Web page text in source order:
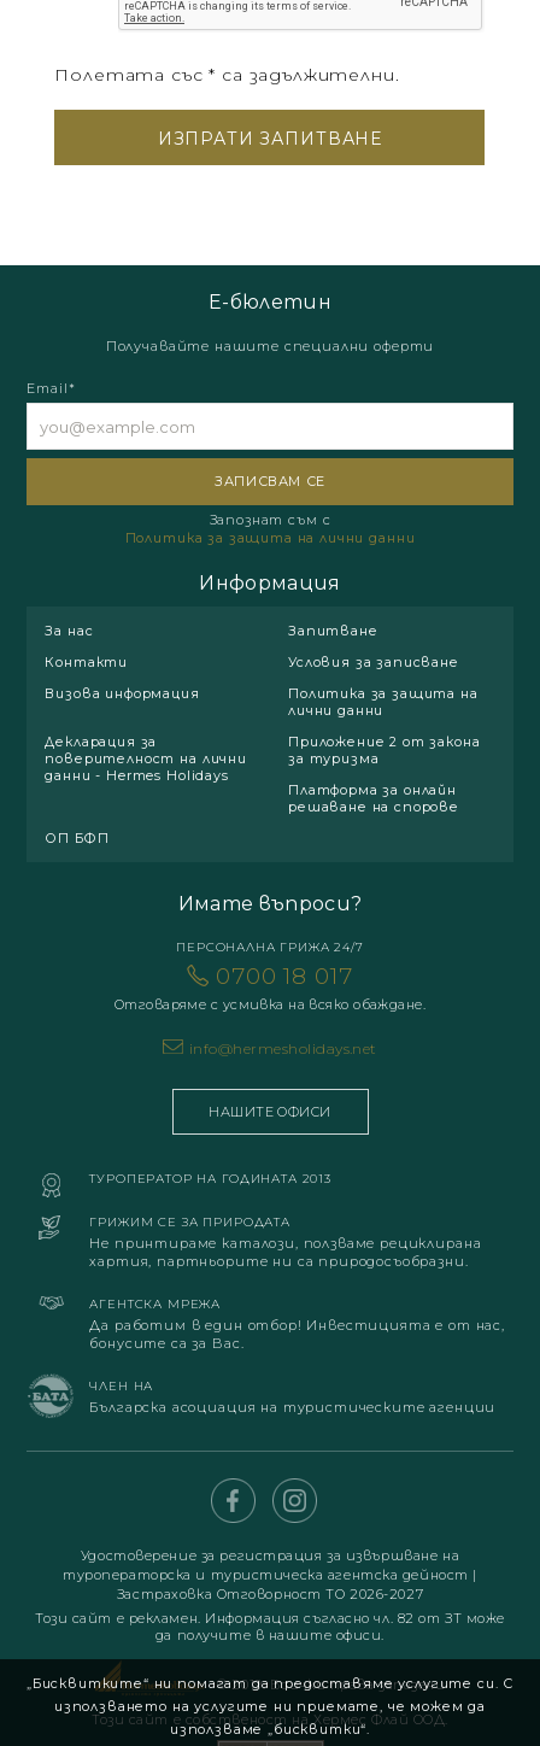
Полетата със * са задължителни.
Е-бюлетин
Получавайте нашите специални оферти
Email*
Запознат съм с
Политика за защита на лични данни
Информация
За нас
Запитване
Контакти
Условия за записване
Визова информация
Политика за защита на
лични данни
Декларация за
поверителност на лични
данни - Hermes Holidays
Приложение 2 от закона
за туризма
Платформа за онлайн
решаване на спорове
ОП БФП
Имате въпроси?
ПЕРСОНАЛНА ГРИЖА 24/7
0700 18 017
Отговаряме с усмивка на всяко обаждане.
info@hermesholidays.net
НАШИТЕ ОФИСИ
ТУРОПЕРАТОР НА ГОДИНАТА 2013
ГРИЖИМ СЕ ЗА ПРИРОДАТА
Не принтираме каталози, ползваме рециклирана
хартия, партньорите ни са природосъобразни.
АГЕНТСКА МРЕЖА
Да работим в един отбор! Инвестицията е от нас,
бонусите са за Вас.
ЧЛЕН НА
Българска асоциация на туристическите агенции
Удостоверение за регистрация за извършване на
туроператорска и туристическа агентска дейност |
Застраховка Отговорност ТО 2026-2027
Този сайт е рекламен. Информация съгласно чл. 82 от ЗТ може
да получите в нашите офиси.
© 2019. Всички права запазени
Този сайт е собственост на Хермес Флай ООД.
„Бисквитките“ ни помагат да предоставяме услугите си. С
използването на услугите ни приемате, че можем да
използваме „бисквитки“.